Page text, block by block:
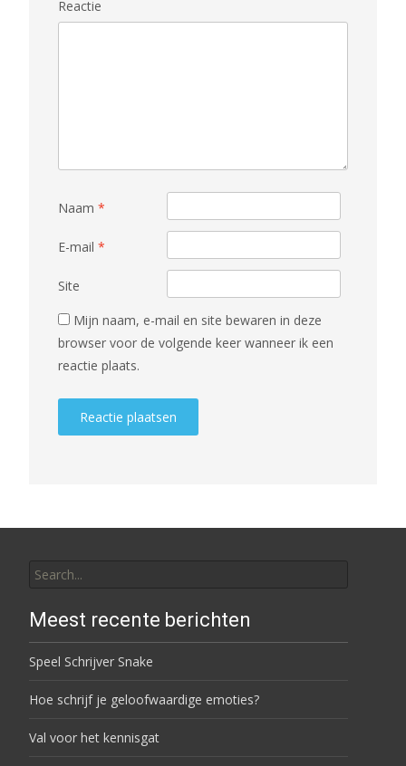
Reactie
Naam *
E-mail *
Site
Mijn naam, e-mail en site bewaren in deze
browser voor de volgende keer wanneer ik een
reactie plaats.
Meest recente berichten
Speel Schrijver Snake
Hoe schrijf je geloofwaardige emoties?
Val voor het kennisgat